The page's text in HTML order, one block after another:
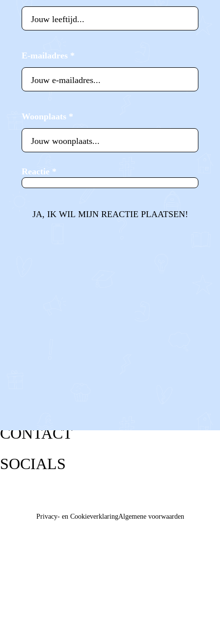
E-mailadres *
Woonplaats *
Reactie *
JA, IK WIL MIJN REACTIE PLAATSEN!
CONTACT
SOCIALS
Privacy- en CookieverklaringAlgemene voorwaarden